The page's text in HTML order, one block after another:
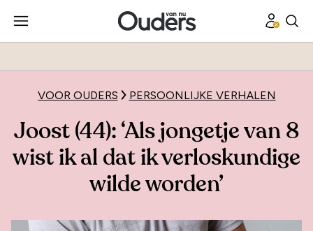
VOOR OUDERS PERSOONLIJKE VERHALEN
Joost (44): ‘Als jongetje van 8
wist ik al dat ik verloskundige
wilde worden’